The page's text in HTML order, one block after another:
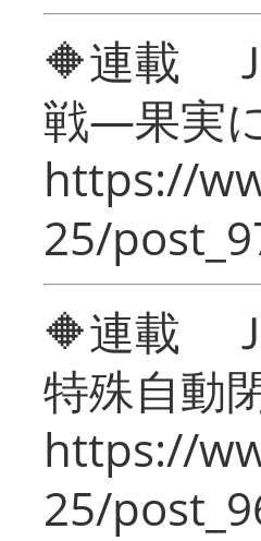
🔶連載
戦―果実
https://
25/
🔶連載
特殊自動
https://
25/